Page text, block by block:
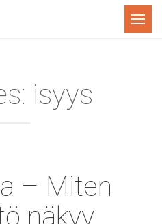
Menu
isyys
– Miten
näkyy